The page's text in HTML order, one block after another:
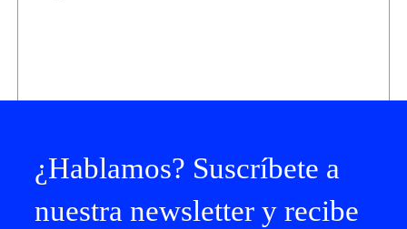
¿Hablamos? Suscríbete a
nuestra newsletter y recibe